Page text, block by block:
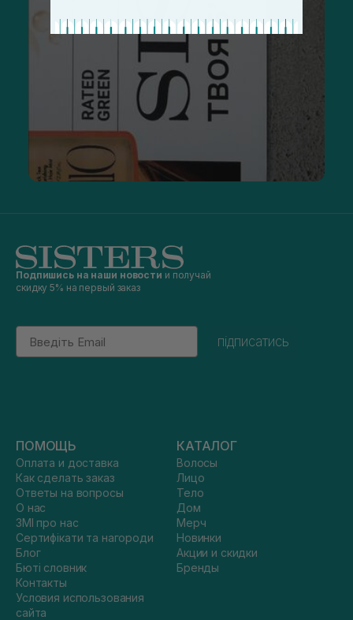
Подпишись на наши новости и получай
скидку 5% на первый заказ
Email
підписатись
ПОМОЩЬ
Оплата и доставка
Как сделать заказ
Ответы на вопросы
О нас
ЗМІ про нас
Сертифікати та нагороди
Блог
Бюті словник
Контакты
Условия использования
сайта
КАТАЛОГ
Волосы
Лицо
Тело
Дом
Мерч
Новинки
Акции и скидки
Бренды